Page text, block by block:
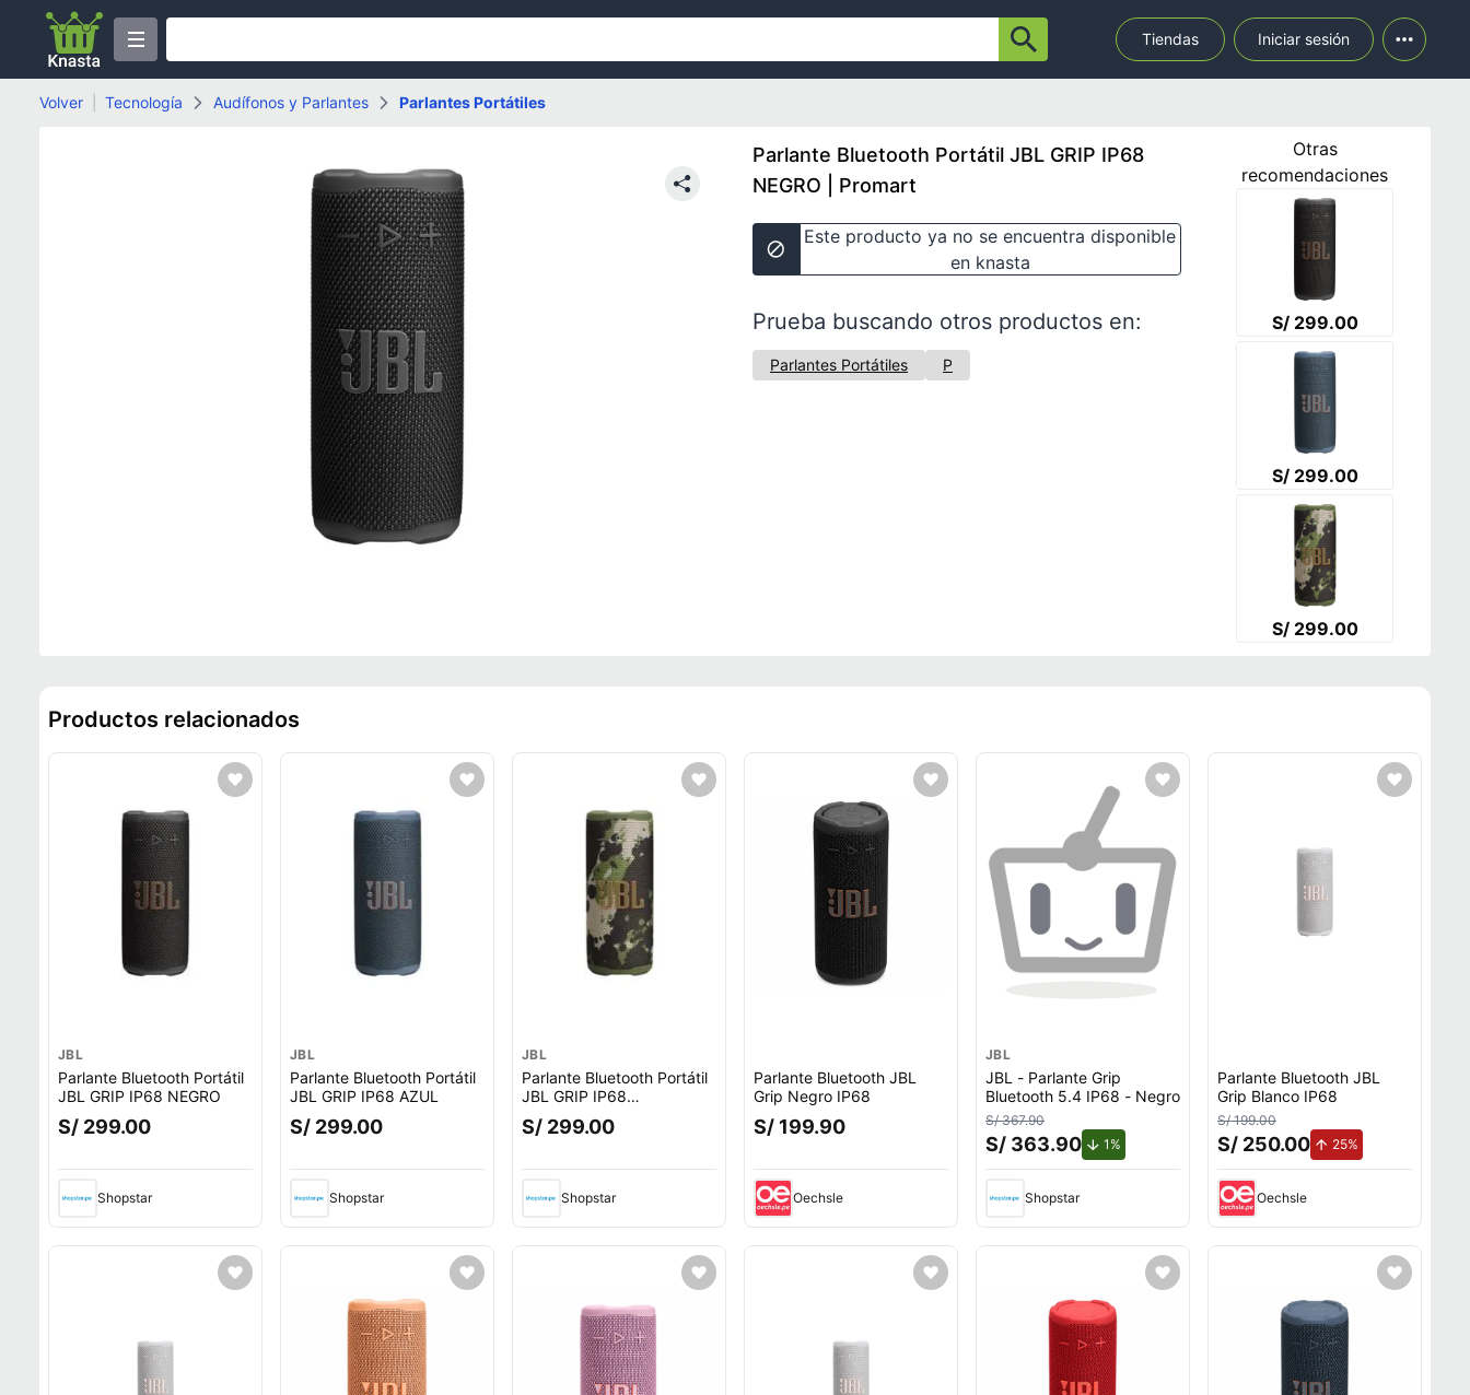
Tiendas Iniciar sesión
Volver Tecnología Audífonos y Parlantes Parlantes Portátiles
Parlante Bluetooth Portátil JBL GRIP IP68
NEGRO | Promart
Este producto ya no se encuentra disponible
en knasta
Prueba buscando otros productos en:
Parlantes Portátiles P
Otras
recomendaciones
S/ 299.00
S/ 299.00
S/ 299.00
Productos relacionados
JBL
Parlante Bluetooth Portátil
JBL GRIP IP68 NEGRO
S/ 299.00
Shopstar
JBL
Parlante Bluetooth Portátil
JBL GRIP IP68 AZUL
S/ 299.00
Shopstar
JBL
Parlante Bluetooth Portátil
JBL GRIP IP68
CAMUFLADO
S/ 299.00
Shopstar
Parlante Bluetooth JBL
Grip Negro IP68
S/ 199.90
Oechsle
JBL
JBL - Parlante Grip
Bluetooth 5.4 IP68 - Negro
S/ 367.90
S/ 363.90 1%
Shopstar
Parlante Bluetooth JBL
Grip Blanco IP68
S/ 199.00
S/ 250.00 25%
Oechsle